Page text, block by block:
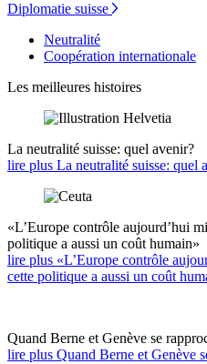
Diplomatie suisse
Neutralité
Coopération internationale
Les meilleures histoires
La neutralité suisse: quel avenir?
lire plus La neutralité suisse: quel
«L’Europe contrôle aujourd’hui
politique a aussi un coût humain»
lire plus «L’Europe contrôle
cette politique a aussi un coût
Quand Berne et Genève se
lire plus Quand Berne et Genève